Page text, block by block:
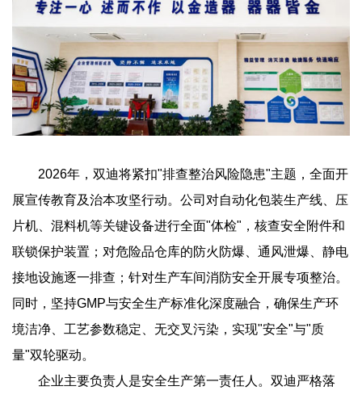
2026年，双迪将紧扣"排查整治风险隐患"主题，全面开
展宣传教育及治本攻坚行动。公司对自动化包装生产线、压
片机、混料机等关键设备进行全面"体检"，核查安全附件和
联锁保护装置；对危险品仓库的防火防爆、通风泄爆、静电
接地设施逐一排查；针对生产车间消防安全开展专项整治。
同时，坚持GMP与安全生产标准化深度融合，确保生产环
境洁净、工艺参数稳定、无交叉污染，实现"安全"与"质
量"双轮驱动。
企业主要负责人是安全生产第一责任人。双迪严格落